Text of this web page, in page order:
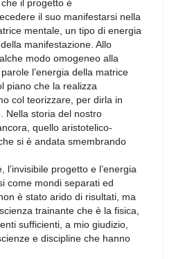
che il progetto è
il suo manifestarsi nella
mentale, un tipo di energia
manifestazione. Allo
modo omogeneo alla
l’energia della matrice
piano che la realizza
col teorizzare, per dirla in
Nella storia del nostro
quello aristotelico-
si è andata smembrando
l’invisibile progetto e l’energia
come mondi separati ed
è stato arido di risultati, ma
trainante che è la fisica,
sufficienti, a mio giudizio,
e discipline che hanno